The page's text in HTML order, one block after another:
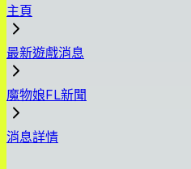
主頁
最新遊戲消息
魔物娘FL新聞
消息詳情